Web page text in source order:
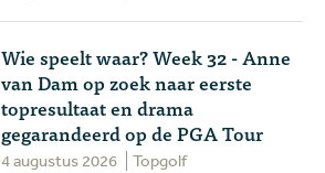
Wie speelt waar? Week 32 - Anne
van Dam op zoek naar eerste
topresultaat en drama
gegarandeerd op de PGA Tour
4 augustus 2026 Topgolf